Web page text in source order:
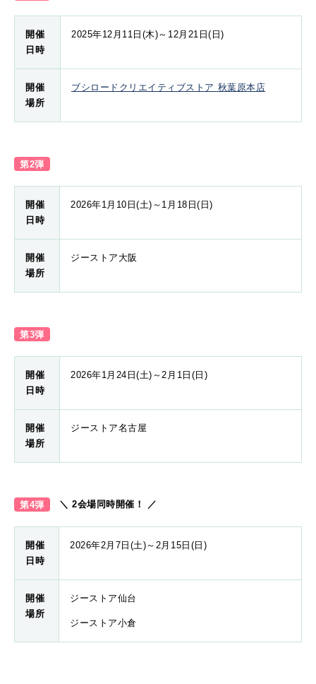
開催
日時
2025年12月11日(木)～12月21日(日)
開催
場所
ブシロードクリエイティブストア 秋葉原本店
第2弾
開催
日時
2026年1月10日(土)～1月18日(日)
開催
場所
ジーストア大阪
第3弾
開催
日時
2026年1月24日(土)～2月1日(日)
開催
場所
ジーストア名古屋
第4弾 ＼ 2会場同時開催！ ／
開催
日時
2026年2月7日(土)～2月15日(日)
開催
場所
ジーストア仙台
ジーストア小倉